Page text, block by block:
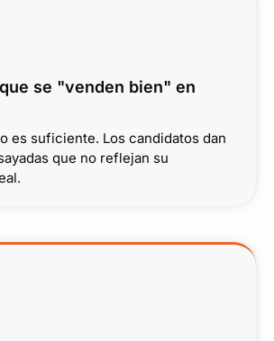
se "venden bien" en
es suficiente. Los candidatos dan
que no reflejan su